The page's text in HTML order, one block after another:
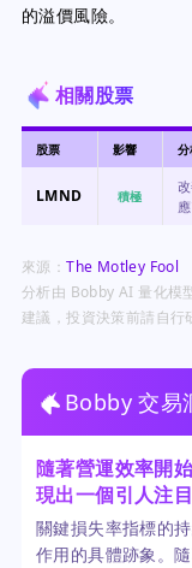
的溢價風險。
相關股票
股票 影響
LMND 積極
來源：The Motley Fool
分析由 Bobby AI 量化模
建議，投資決策前請自行
Bobby 交易
隨著營運效率開
現出一個引人注
關鍵損失率指標的
作用的具體跡象。